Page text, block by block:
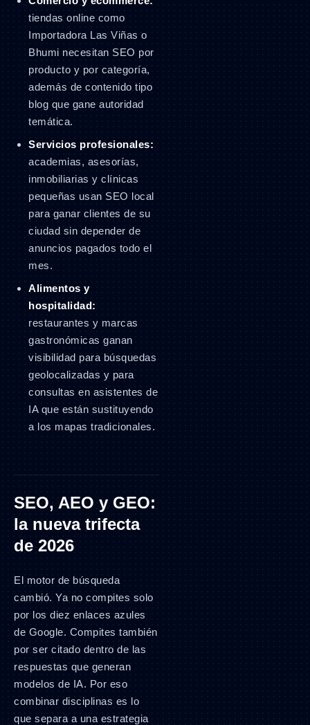
tiendas online como
Importadora Las Viñas o
Bhumi necesitan SEO por
producto y por categoría,
además de contenido tipo
blog que gane autoridad
temática.
Servicios profesionales:
academias, asesorías,
inmobiliarias y clínicas
pequeñas usan SEO local
para ganar clientes de su
ciudad sin depender de
anuncios pagados todo el
mes.
Alimentos y
hospitalidad:
restaurantes y marcas
gastronómicas ganan
visibilidad para búsquedas
geolocalizadas y para
consultas en asistentes de
IA que están sustituyendo
a los mapas tradicionales.
SEO, AEO y GEO:
la nueva trifecta
de 2026
El motor de búsqueda
cambió. Ya no compites solo
por los diez enlaces azules
de Google. Compites también
por ser citado dentro de las
respuestas que generan
modelos de IA. Por eso
combinar disciplinas es lo
que separa a una estrategia